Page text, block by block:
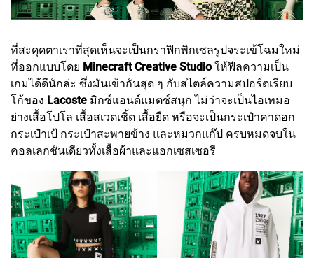
ที่สะดุดตาเราที่สุดเห็นจะเป็นกราฟิกพิกเซลรูปจระเข้โฉมใหม่
ที่ออกแบบโดย Minecraft Creative Studioให้ฟีลความเป็น
เกมได้ดีนักล่ะ ซึ่งมันเข้ากันสุด ๆ กับสไตล์ความสปอร์ตเรียบ
โก้ของ Lacoste มิกซ์แอนด์แมตช์สนุก ไม่ว่าจะเป็นไอเทมอ
ย่างเสื้อโปโล เสื้อสเวตเชิ้ต เสื้อยืด หรือจะเป็นกระเป๋าคาดอก
กระเป๋าเป้ กระเป๋าสะพายข้าง และหมวกแก๊ป ครบหมดจบใน
คอลเลกชันเดียวทั้งเสื้อผ้าและแอกเซสเซอรี